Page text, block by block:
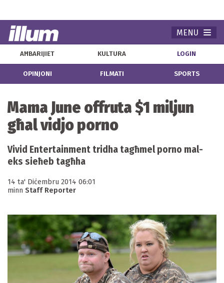
MENU
AĦBARIJIET KULTURA LOGIN
OPINJONI FILMATI SPORTS
Mama June offruta $1 miljun
għal vidjo porno
Vivid Entertainment tridha tagħmel porno mal-
eks sieħeb tagħha
14 ta' Diċembru 2014 06:01
minn Staff Reporter